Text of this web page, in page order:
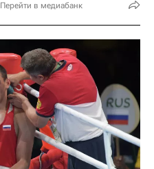
Перейти в медиабанк